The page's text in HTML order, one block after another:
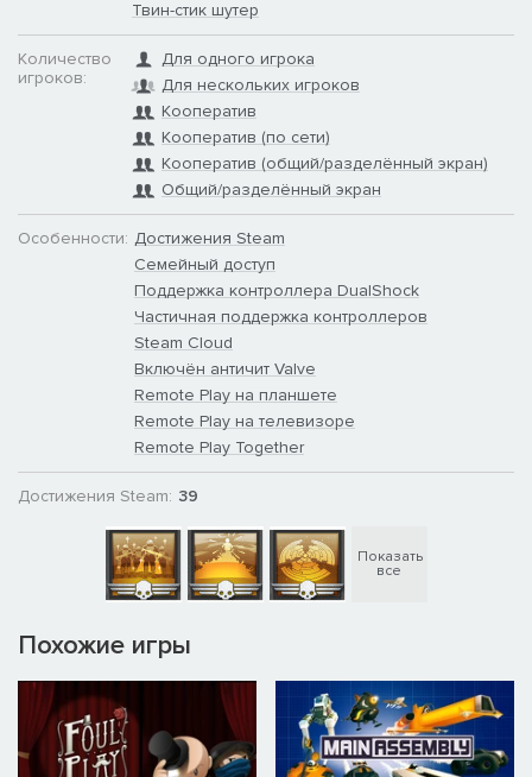
Твин-стик шутер
Количество
игроков:
Для одного игрока
Для нескольких игроков
Кооператив
Кооператив (по сети)
Кооператив (общий/разделённый экран)
Общий/разделённый экран
Особенности: Достижения Steam
Семейный доступ
Поддержка контроллера DualShock
Частичная поддержка контроллеров
Steam Cloud
Включён античит Valve
Remote Play на планшете
Remote Play на телевизоре
Remote Play Together
Достижения Steam: 39
Показать
все
Похожие игры